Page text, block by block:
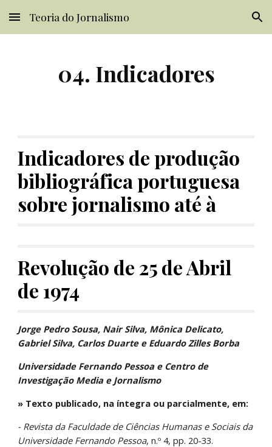
Skip to main content Skip to navigation
Teoria do Jornalismo
04. Indicadores
Indicadores de produção
bibliográfica portuguesa
sobre jornalismo até à
Revolução de 25 de Abril
de 1974
Jorge Pedro Sousa, Nair Silva, Mônica Delicato,
Gabriel Silva, Carlos Duarte e Eduardo Zilles Borba
Universidade Fernando Pessoa e Centro de
Investigação Media e Jornalismo
» Texto publicado, na íntegra ou parcialmente, em:
- Revista da Faculdade de Ciências Humanas e Sociais da
Universidade Fernando Pessoa, n.º 4, pp. 20-33.